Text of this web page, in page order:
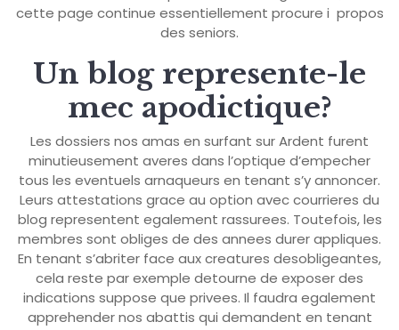
cette page continue essentiellement procure i propos
des seniors.
Un blog represente-le
mec apodictique?
Les dossiers nos amas en surfant sur Ardent furent
minutieusement averes dans l’optique d’empecher
tous les eventuels arnaqueurs en tenant s’y annoncer.
Leurs attestations grace au option avec courrieres du
blog representent egalement rassurees. Toutefois, les
membres sont obliges de des annees durer appliques.
En tenant s’abriter face aux creatures desobligeantes,
cela reste par exemple detourne de exposer des
indications suppose que privees. Il faudra egalement
apprehender nos abattis qui demandent en tenant